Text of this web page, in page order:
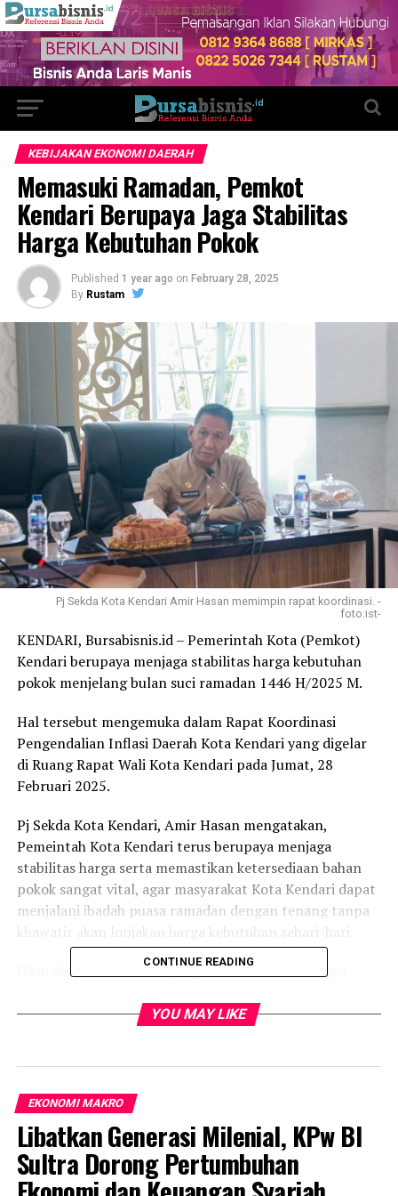
KEBIJAKAN EKONOMI DAERAH
Memasuki Ramadan, Pemkot
Kendari Berupaya Jaga Stabilitas
Harga Kebutuhan Pokok
Published 1 year ago on February 28, 2025
By Rustam
Pj Sekda Kota Kendari Amir Hasan memimpin rapat koordinasi. -
foto:ist-
KENDARI, Bursabisnis.id – Pemerintah Kota (Pemkot)
Kendari berupaya menjaga stabilitas harga kebutuhan
pokok menjelang bulan suci ramadan 1446 H/2025 M.
Hal tersebut mengemuka dalam Rapat Koordinasi
Pengendalian Inflasi Daerah Kota Kendari yang digelar
di Ruang Rapat Wali Kota Kendari pada Jumat, 28
Februari 2025.
Pj Sekda Kota Kendari, Amir Hasan mengatakan,
Pemeintah Kota Kendari terus berupaya menjaga
stabilitas harga serta memastikan ketersediaan bahan
pokok sangat vital, agar masyarakat Kota Kendari dapat
menjalani ibadah puasa ramadan dengan tenang tanpa
Dikatakan Amir Hasan, pengendalian inflasi ini juga
hari kerja Wali Kota dan Wakil Wali Kota Kendari, Siska
yang harus dijalankan bersama oleh pemerintah daerah,
baik itu Pemkot Kendari maupun berbagai instansi yang
terkait dalam sektor ekonomi,” kata Amir Hasan yang
pernah menjabat Kasat Pol PP Kota Kendari ini.
CONTINUE READING
YOU MAY LIKE
EKONOMI MAKRO
Libatkan Generasi Milenial, KPw BI
Sultra Dorong Pertumbuhan